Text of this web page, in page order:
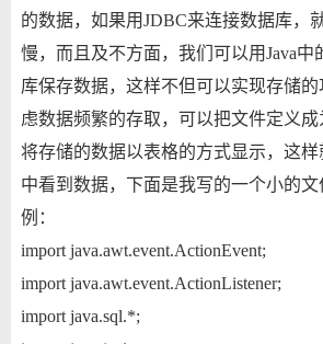
的数据，如果用JDBC来连接数据库，
慢，而且及不方面，我们可以用Java中
库保存数据，这样不但可以实现存储
虑数据频繁的存取，可以把文件定义
将存储的数据以表格的方式显示，这
中看到数据，下面是我写的一个小的
例：
import java.awt.event.ActionEvent;
import java.awt.event.ActionListener;
import java.sql.*;